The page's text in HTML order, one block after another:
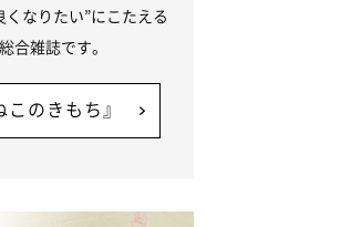
なりたい”にこたえる
合雑誌です。
のきもち』